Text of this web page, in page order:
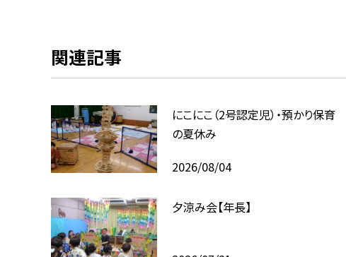
関連記事
にこにこ（2号認定児）・預かり保育
の夏休み
2026/08/04
夕涼み会【年長】